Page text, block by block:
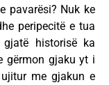
pavarësi? Nuk ke
peripecitë e tua
historisë ka
gërmon gjaku yt i
me gjakun e